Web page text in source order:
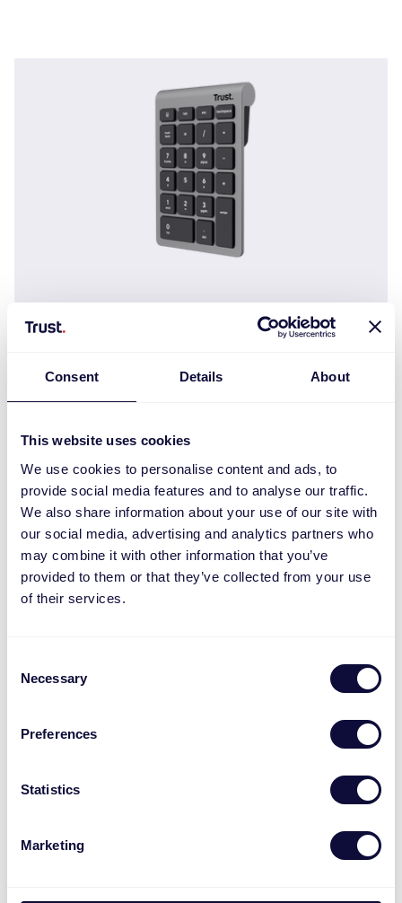
Consent Details About
This website uses cookies
We use cookies to personalise content and ads, to
provide social media features and to analyse our traffic.
We also share information about your use of our site with
our social media, advertising and analytics partners who
may combine it with other information that you’ve
provided to them or that they’ve collected from your use
of their services.
Selection
Necessary
Preferences
Statistics
Marketing
Xalas Беспроводная цифровая клавиатура
17.99
Vaiya Беспроводная клавиатура для